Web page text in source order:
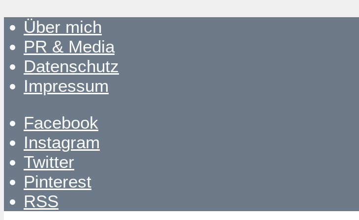
Über mich
PR & Media
Datenschutz
Impressum
Facebook
Instagram
Twitter
Pinterest
RSS